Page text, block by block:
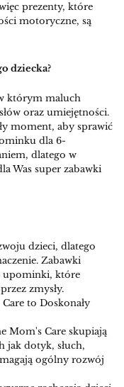
prezenty, które
motoryczne, są
dziecka?
którym maluch
oraz umiejętności.
moment, aby sprawić
dla 6-
dlatego w
Was super zabawki
dzieci, dlatego
Zabawki
upominki, które
zmysły.
to Doskonały
Mom's Care skupiają
jak dotyk, słuch,
ogólny rozwój